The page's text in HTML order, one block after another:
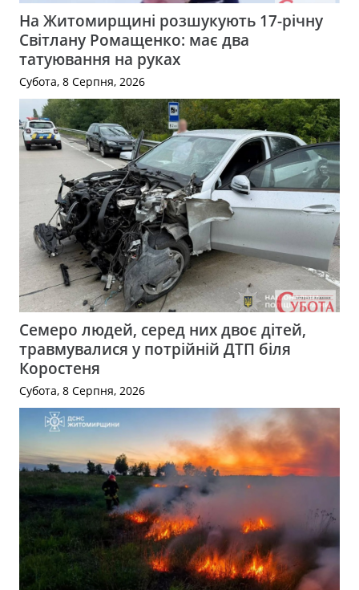
На Житомирщині розшукують 17-річну
Світлану Ромащенко: має два
татуювання на руках
Субота, 8 Серпня, 2026
Семеро людей, серед них двоє дітей,
травмувалися у потрійній ДТП біля
Коростеня
Субота, 8 Серпня, 2026